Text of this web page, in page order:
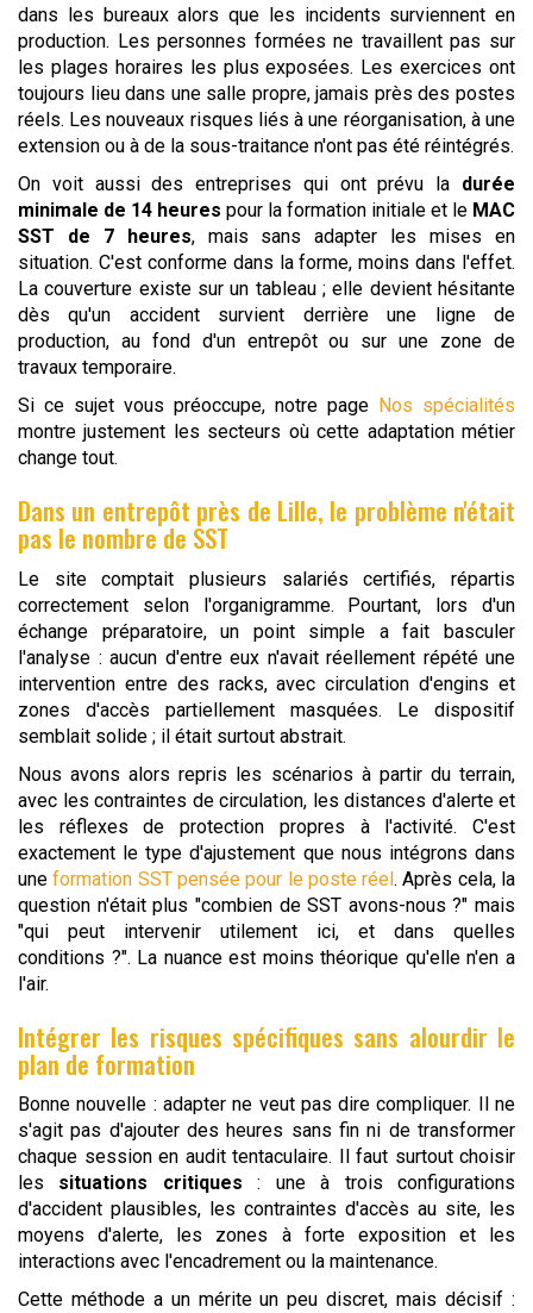
dans les bureaux alors que les incidents surviennent en
production. Les personnes formées ne travaillent pas sur
les plages horaires les plus exposées. Les exercices ont
toujours lieu dans une salle propre, jamais près des postes
réels. Les nouveaux risques liés à une réorganisation, à une
extension ou à de la sous-traitance n'ont pas été réintégrés.
On voit aussi des entreprises qui ont prévu la durée
minimale de 14 heures pour la formation initiale et le MAC
SST de 7 heures, mais sans adapter les mises en
situation. C'est conforme dans la forme, moins dans l'effet.
La couverture existe sur un tableau ; elle devient hésitante
dès qu'un accident survient derrière une ligne de
production, au fond d'un entrepôt ou sur une zone de
travaux temporaire.
Si ce sujet vous préoccupe, notre page Nos spécialités
montre justement les secteurs où cette adaptation métier
change tout.
Dans un entrepôt près de Lille, le problème n'était
pas le nombre de SST
Le site comptait plusieurs salariés certifiés, répartis
correctement selon l'organigramme. Pourtant, lors d'un
échange préparatoire, un point simple a fait basculer
l'analyse : aucun d'entre eux n'avait réellement répété une
intervention entre des racks, avec circulation d'engins et
zones d'accès partiellement masquées. Le dispositif
semblait solide ; il était surtout abstrait.
Nous avons alors repris les scénarios à partir du terrain,
avec les contraintes de circulation, les distances d'alerte et
les réflexes de protection propres à l'activité. C'est
exactement le type d'ajustement que nous intégrons dans
uneformation SST pensée pour le poste réel. Après cela, la
question n'était plus "combien de SST avons-nous ?" mais
"qui peut intervenir utilement ici, et dans quelles
conditions ?". La nuance est moins théorique qu'elle n'en a
l'air.
Intégrer les risques spécifiques sans alourdir le
plan de formation
Bonne nouvelle : adapter ne veut pas dire compliquer. Il ne
s'agit pas d'ajouter des heures sans fin ni de transformer
chaque session en audit tentaculaire. Il faut surtout choisir
les situations critiques : une à trois configurations
d'accident plausibles, les contraintes d'accès au site, les
moyens d'alerte, les zones à forte exposition et les
interactions avec l'encadrement ou la maintenance.
Cette méthode a un mérite un peu discret, mais décisif :